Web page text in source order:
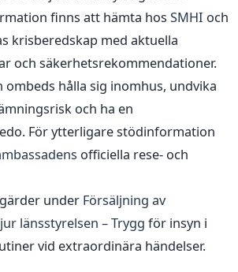
finns att hämta hos SMHI och
krisberedskap med aktuella
och säkerhetsrekommendationer.
hålla sig inomhus, undvika
och ha en
För ytterligare stödinformation
officiella rese- och
under Försäljning av
länsstyrelsen – Trygg för insyn i
vid extraordinära händelser.